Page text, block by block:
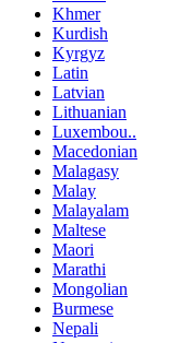
Khmer
Kurdish
Kyrgyz
Latin
Latvian
Lithuanian
Luxembou..
Macedonian
Malagasy
Malay
Malayalam
Maltese
Maori
Marathi
Mongolian
Burmese
Nepali